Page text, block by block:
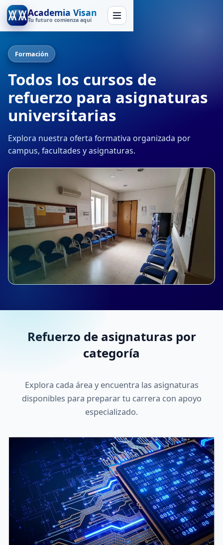
Academia Visan
Tu futuro comienza aquí
Formación
Todos los cursos de
refuerzo para asignaturas
universitarias
Explora nuestra oferta formativa organizada por
campus, facultades y asignaturas.
Refuerzo de asignaturas por
categoría
Explora cada área y encuentra las asignaturas
disponibles para preparar tu carrera con apoyo
especializado.